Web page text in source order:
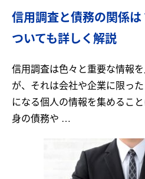
信用調査と債務の関係
ついても詳しく解説
信用調査は色々と重要な情報
が、それは会社や企業に限っ
になる個人の情報を集めるこ
身の債務や …